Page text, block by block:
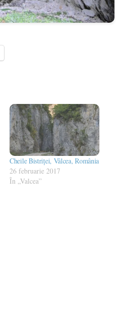
Cheile Bistriței, Vâlcea, România
26 februarie 2017
În „Valcea”